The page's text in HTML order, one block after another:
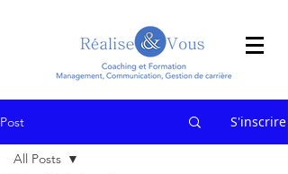
Post S'inscrire
All Posts